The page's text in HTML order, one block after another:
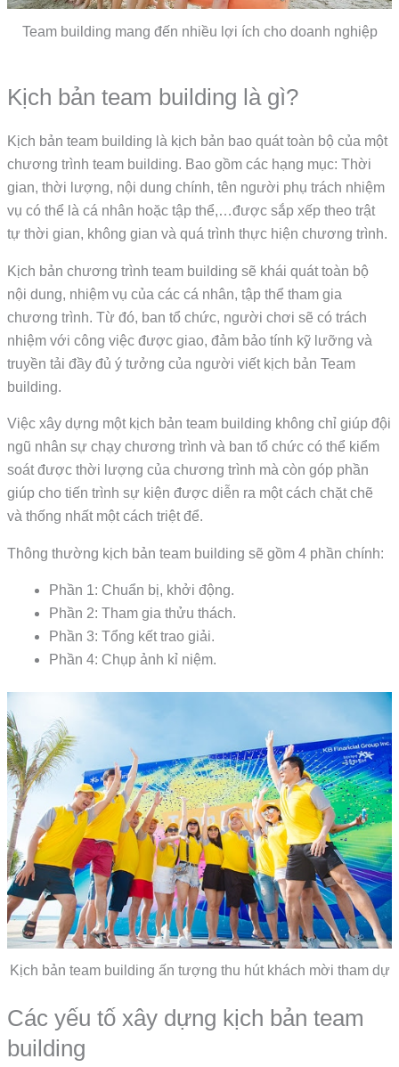
Team building mang đến nhiều lợi ích cho doanh nghiệp
Kịch bản team building là gì?
Kịch bản team building là kịch bản bao quát toàn bộ của một
chương trình team building. Bao gồm các hạng mục: Thời
gian, thời lượng, nội dung chính, tên người phụ trách nhiệm
vụ có thể là cá nhân hoặc tập thể,…được sắp xếp theo trật
tự thời gian, không gian và quá trình thực hiện chương trình.
Kịch bản chương trình team building sẽ khái quát toàn bộ
nội dung, nhiệm vụ của các cá nhân, tập thể tham gia
chương trình. Từ đó, ban tổ chức, người chơi sẽ có trách
nhiệm với công việc được giao, đảm bảo tính kỹ lưỡng và
truyền tải đầy đủ ý tưởng của người viết kịch bản Team
building.
Việc xây dựng một kịch bản team building không chỉ giúp đội
ngũ nhân sự chạy chương trình và ban tổ chức có thể kiểm
soát được thời lượng của chương trình mà còn góp phần
giúp cho tiến trình sự kiện được diễn ra một cách chặt chẽ
và thống nhất một cách triệt để.
Thông thường kịch bản team building sẽ gồm 4 phần chính:
Phần 1: Chuẩn bị, khởi động.
Phần 2: Tham gia thửu thách.
Phần 3: Tổng kết trao giải.
Phần 4: Chụp ảnh kỉ niệm.
Kịch bản team building ấn tượng thu hút khách mời tham dự
Các yếu tố xây dựng kịch bản team
building